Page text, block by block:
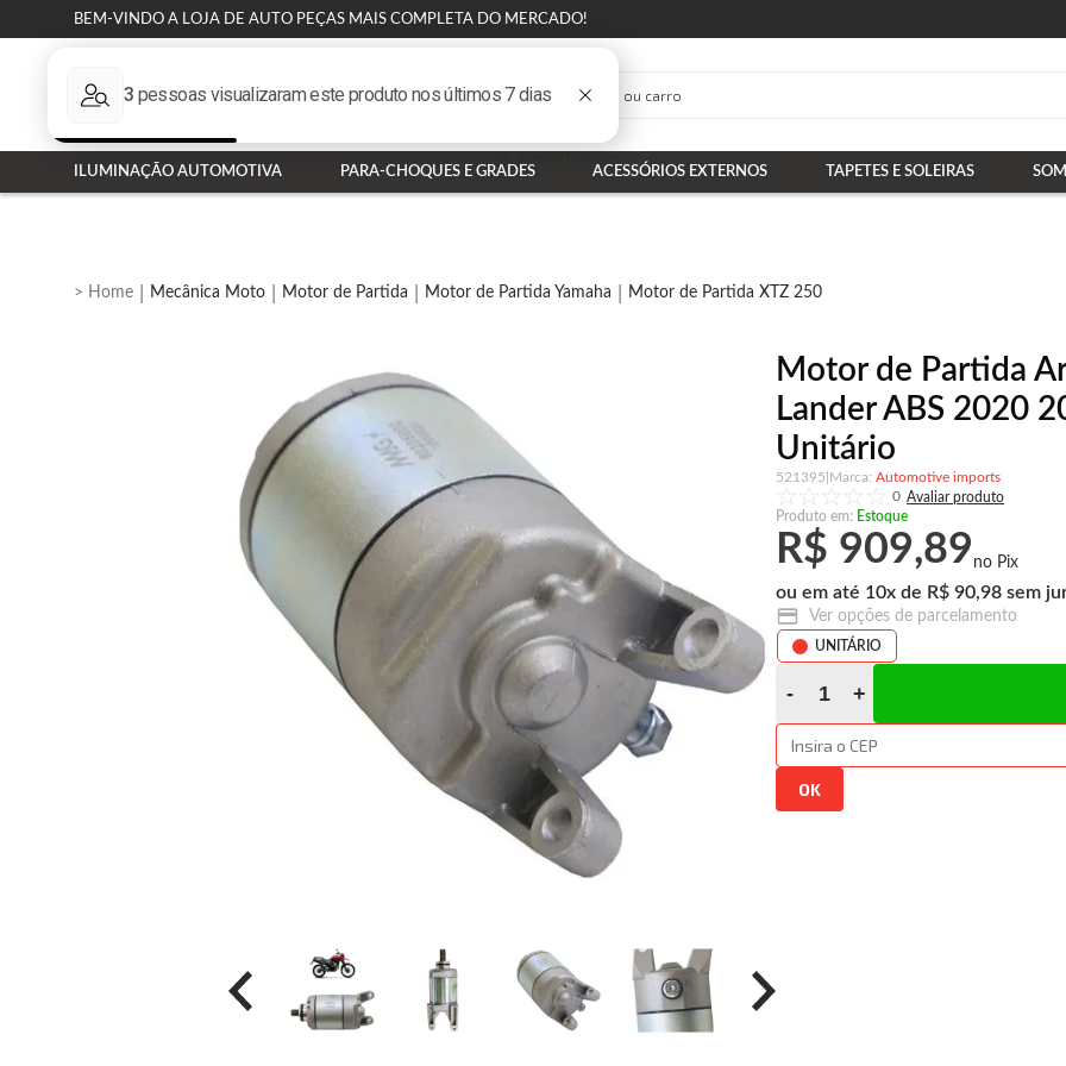
BEM-VINDO A LOJA DE AUTO PEÇAS MAIS COMPLETA DO MERCADO!
ILUMINAÇÃO AUTOMOTIVA PARA-CHOQUES E GRADES ACESSÓRIOS EXTERNOS TAPETES E SOLEIRAS
Mecânica Moto Motor de Partida Motor de Partida Yamaha Motor de Partida XTZ 250
Motor de Partida
Lander ABS 2020
Unitário
521395
Automotive imports
0
Produto em: Estoque
R$ 909,89
10x R$ 90,98
Ver opções de parcelamento
UNITÁRIO